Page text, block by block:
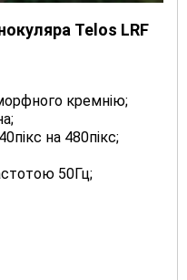
Telos LRF
кремнію;
на 480пікс;
50Гц;